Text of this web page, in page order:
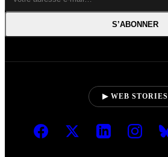
S’ABONNER
▶ WEB STORIES